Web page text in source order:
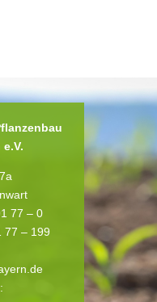
77 – 0
77 – 199